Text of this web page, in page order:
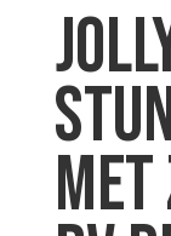
MET